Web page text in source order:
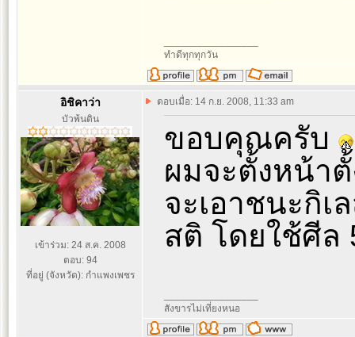
ทำดีทุกทุกวัน
อิชิคาว่า
บัวพ้นดิน
เข้าร่วม: 24 ส.ค. 2008
ตอบ: 94
ที่อยู่ (จังหวัด): กำแพงเพชร
ตอบเมื่อ: 14 ก.ย. 2008, 11:33 am
ขอบคุณครับ
ผมจะตั้งหน้า
จะเอาชนะกิ
สติ โดยใช้ศีล
สังขารไม่เที่ยงหนอ